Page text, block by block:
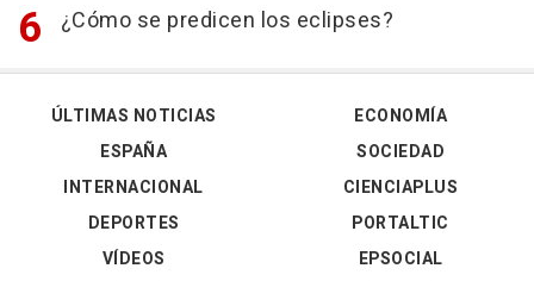
¿Cómo se predicen los eclipses?
ÚLTIMAS NOTICIAS
ESPAÑA
INTERNACIONAL
DEPORTES
VÍDEOS
ECONOMÍA
SOCIEDAD
CIENCIAPLUS
PORTALTIC
EPSOCIAL